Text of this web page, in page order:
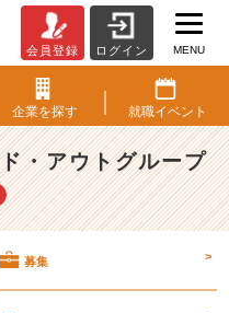
会員登録 ログイン MENU
企業を探す 就職イベント
・アウトグループ
募集 >